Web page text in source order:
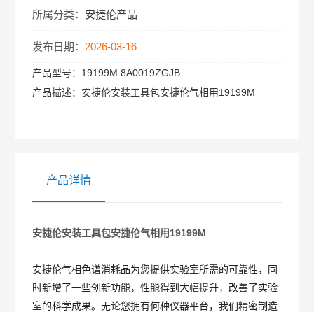
所属分类： 安捷伦产品
发布日期： 2026-03-16
产品型号： 19199M 8A0019ZGJB
产品描述： 安捷伦安装工具包安捷伦气相用19199M
产品详情
安捷伦安装工具包安捷伦气相用19199M
安捷伦气相色谱消耗品为您提供实验室所需的可靠性，同
时新增了一些创新功能，性能得到大幅提升，改善了实验
室的科学成果。无论您拥有何种仪器平台，我们精密制造